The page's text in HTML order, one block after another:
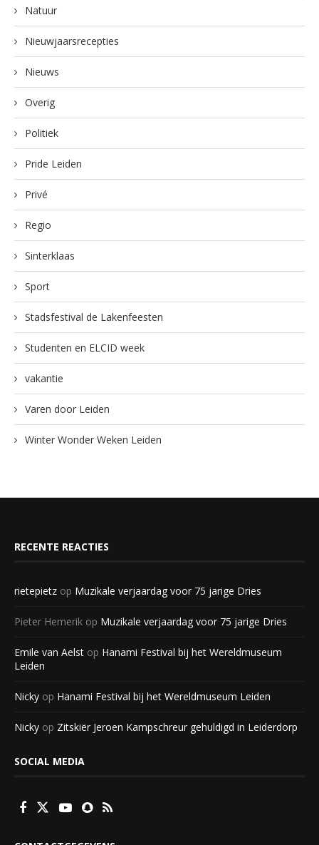
Natuur
Nieuwjaarsrecepties
Nieuws
Overig
Politiek
Pride Leiden
Privé
Regio
Sinterklaas
Sport
Stadsfestival de Lakenfeesten
Studenten en ELCID week
vakantie
Varen door Leiden
Winter Wonder Weken Leiden
RECENTE REACTIES
rietepietz op Muzikale verjaardag voor 75 jarige Dries
Pieter Hemerik op Muzikale verjaardag voor 75 jarige Dries
Emile van Aelst op Hanami Festival bij het Wereldmuseum
Leiden
Nicky op Hanami Festival bij het Wereldmuseum Leiden
Nicky op Zitskiër Jeroen Kampschreur gehuldigd in Leiderdorp
SOCIAL MEDIA